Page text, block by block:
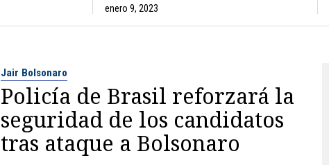
enero 9, 2023
Jair Bolsonaro
Policía de Brasil reforzará la
seguridad de los candidatos
tras ataque a Bolsonaro